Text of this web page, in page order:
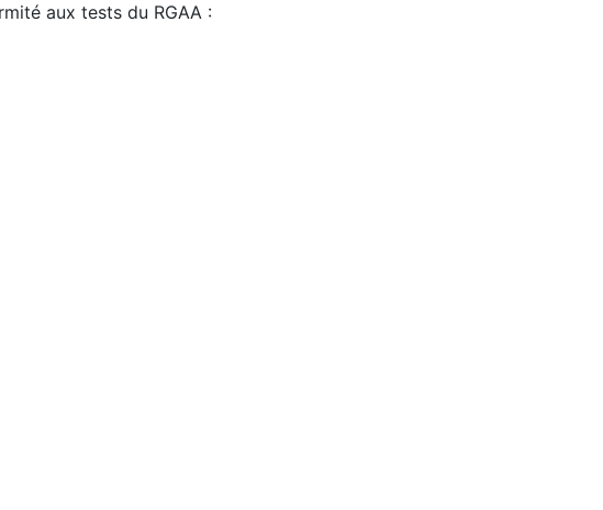
aux tests du RGAA :